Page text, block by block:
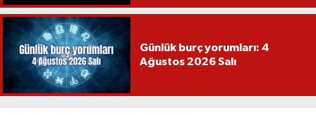
Günlük burç yorumları: 4
Ağustos 2026 Salı